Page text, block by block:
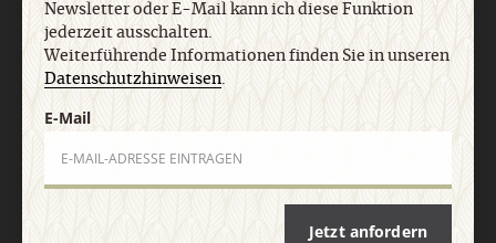
Nach oben
Newsletter oder E-Mail kann ich diese Funktion
jederzeit ausschalten.
Weiterführende Informationen finden Sie in unseren
Datenschutzhinweisen.
E-Mail
Jetzt anfordern